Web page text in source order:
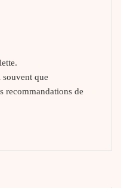
souvent que
recommandations de